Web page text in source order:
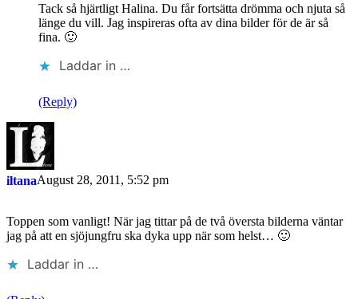
Tack så hjärtligt Halina. Du får fortsätta drömma och njuta så
länge du vill. Jag inspireras ofta av dina bilder för de är så
fina. 🙂
Laddar in …
(Reply)
iltanaAugust 28, 2011, 5:52 pm
Toppen som vanligt! När jag tittar på de två översta bilderna väntar
jag på att en sjöjungfru ska dyka upp när som helst… 🙂
Laddar in …